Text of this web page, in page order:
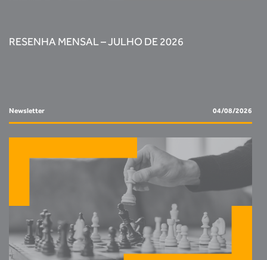
RESENHA MENSAL – JULHO DE 2026
Newsletter 04/08/2026